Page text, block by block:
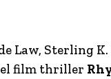
Law, Sterling
film thriller